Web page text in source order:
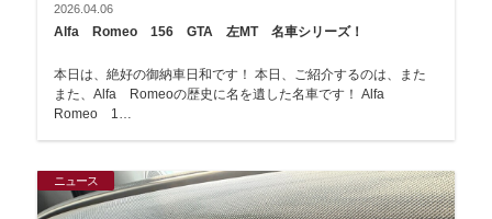
2026.04.06
Alfa Romeo 156 GTA 左MT 名車シリーズ！
本日は、絶好の御納車日和です！ 本日、ご紹介するのは、また
また、Alfa Romeoの歴史に名を遺した名車です！ Alfa
Romeo 1…
ニュース